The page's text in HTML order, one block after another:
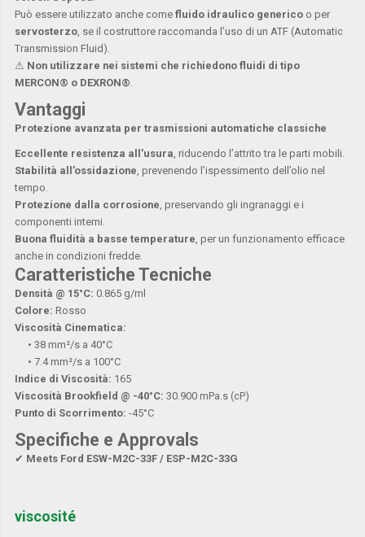
Può essere utilizzato anche comefluido idraulico generico o per
servosterzo, se il costruttore raccomanda l’uso di un ATF (Automatic
Transmission Fluid).
⚠ Non utilizzare nei sistemi che richiedono fluidi di tipo
MERCON® o DEXRON®.
Vantaggi
Protezione avanzata per trasmissioni automatiche classiche
Eccellente resistenza all’usura, riducendo l’attrito tra le parti mobili.
Stabilità all’ossidazione, prevenendo l’ispessimento dell’olio nel
tempo.
Protezione dalla corrosione, preservando gli ingranaggi e i
componenti interni.
Buona fluidità a basse temperature, per un funzionamento efficace
anche in condizioni fredde.
Caratteristiche Tecniche
Densità @ 15°C: 0.865 g/ml
Colore: Rosso
Viscosità Cinematica:
• 38 mm²/s a 40°C
• 7.4 mm²/s a 100°C
Indice di Viscosità: 165
Viscosità Brookfield @ -40°C: 30.900 mPa.s (cP)
Punto di Scorrimento: -45°C
Specifiche e Approvals
✔ Meets Ford ESW-M2C-33F / ESP-M2C-33G
viscosité